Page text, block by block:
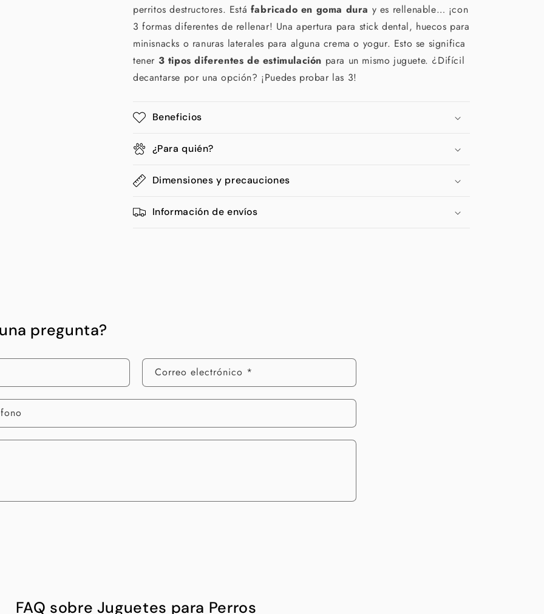
perritos destructores. Está fabricado en goma dura y es rellenable… ¡con
3 formas diferentes de rellenar! Una apertura para stick dental, huecos para
minisnacks o ranuras laterales para alguna crema o yogur. Esto se significa
tener 3 tipos diferentes de estimulación para un mismo juguete. ¿Difícil
decantarse por una opción? ¡Puedes probar las 3!
Beneficios
¿Para quién?
Dimensiones y precauciones
Información de envíos
pregunta?
Correo electrónico *
FAQ sobre Juguetes para Perros